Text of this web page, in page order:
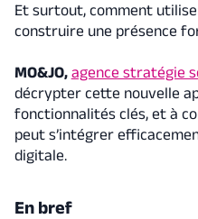
Et surtout, comment
construire une présence
MO&JO, agence stratégie
décrypter cette nouvelle
fonctionnalités clés, et à
peut s’intégrer
digitale.
En bref